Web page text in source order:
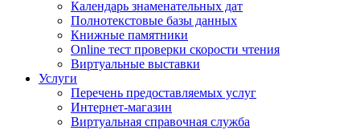
Календарь знаменательных дат
Полнотекстовые базы данных
Книжные памятники
Online тест проверки скорости чтения
Виртуальные выставки
Услуги
Перечень предоставляемых услуг
Интернет-магазин
Виртуальная справочная служба